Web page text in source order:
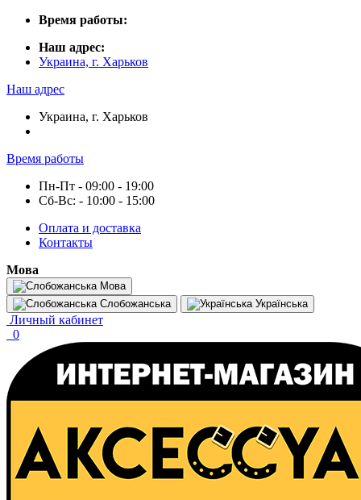
Время работы:
Наш адрес:
Украина, г. Харьков
Наш адрес
Украина, г. Харьков
Время работы
Пн-Пт - 09:00 - 19:00
Сб-Вс: - 10:00 - 15:00
Оплата и доставка
Контакты
Мова
Мова
Слобожанська
Українська
Личный кабинет
0